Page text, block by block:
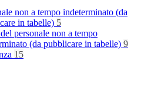
non a tempo indeterminato (da
in tabelle) 5
personale non a tempo
(da pubblicare in tabelle) 9
15